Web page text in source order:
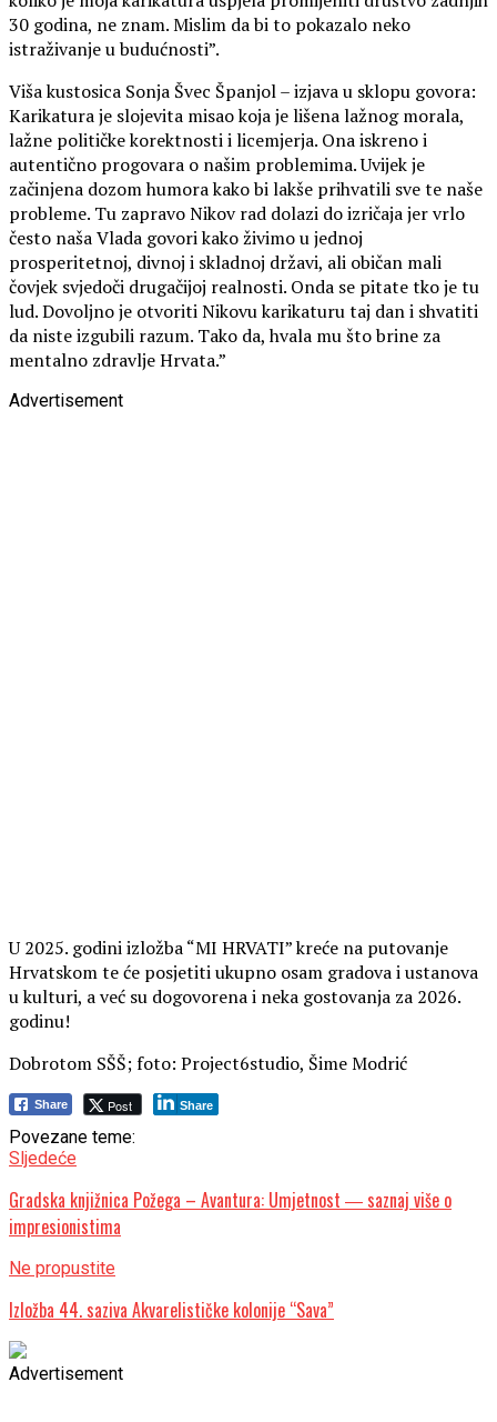
30 godina, ne znam. Mislim da bi to pokazalo neko
istraživanje u budućnosti”.
Viša kustosica Sonja Švec Španjol – izjava u sklopu govora:
Karikatura je slojevita misao koja je lišena lažnog morala,
lažne političke korektnosti i licemjerja. Ona iskreno i
autentično progovara o našim problemima. Uvijek je
začinjena dozom humora kako bi lakše prihvatili sve te naše
probleme. Tu zapravo Nikov rad dolazi do izričaja jer vrlo
često naša Vlada govori kako živimo u jednoj
prosperitetnoj, divnoj i skladnoj državi, ali običan mali
čovjek svjedoči drugačijoj realnosti. Onda se pitate tko je tu
lud. Dovoljno je otvoriti Nikovu karikaturu taj dan i shvatiti
da niste izgubili razum. Tako da, hvala mu što brine za
mentalno zdravlje Hrvata.”
Advertisement
U 2025. godini izložba “MI HRVATI” kreće na putovanje
Hrvatskom te će posjetiti ukupno osam gradova i ustanova
u kulturi, a već su dogovorena i neka gostovanja za 2026.
godinu!
Dobrotom SŠŠ; foto: Project6studio, Šime Modrić
Share Post Share
Povezane teme:
Sljedeće
Gradska knjižnica Požega – Avantura: Umjetnost ― saznaj više o
impresionistima
Ne propustite
Izložba 44. saziva Akvarelističke kolonije “Sava”
Advertisement